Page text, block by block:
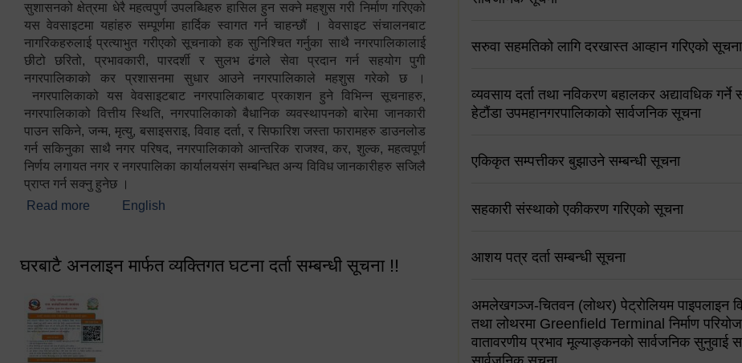
सुशासनको क्षेत्रमा धेरै महत्वपुर्ण उपलब्धिहरु हासिल हुन सक्ने महशुस गरी निर्माण गरिएको
यस वेवसाइटमा यहांहरु सम्पूर्णमा हार्दिक स्वागत गर्न चाहन्छौं । वेवसाइट संचालनबाट
नागरिकहरुलाई प्रत्याभुत गरीएको सूचनाको हक सुनिश्चित गर्नुका साथै नगरपालिकालाई
छीटो छरितो, प्रभावकारी, पारदर्शी र सुलभ ढंगले सेवा प्रदान गर्न सहयोग पुगी
नगरपालिकाको कर प्रशासनमा सुधार आउने नगरपालिकाले महशुस गरेको छ ।
नगरपालिकाको यस वेवसाइटबाट नगरपालिकाबाट प्रकाशन हुने विभिन्न सूचनाहरु,
नगरपालिकाको वित्तीय स्थिति, नगरपालिकाको बैधानिक व्यवस्थापनको बारेमा जानकारी
पाउन सकिने, जन्म, मृत्यु, बसाइसराइ, विवाह दर्ता, र सिफारिश जस्ता फारामहरु डाउनलोड
गर्न सकिनुका साथै नगर परिषद, नगरपालिकाको आन्तरिक राजश्व, कर, शुल्क, महत्वपूर्ण
निर्णय लगायत नगर र नगरपालिका कार्यालयसंग सम्बन्धित अन्य विविध जानकारीहरु सजिलै
प्राप्त गर्न सक्नु हुनेछ ।
Read more about स्वागतम!!!
English
घरबाटै अनलाइन मार्फत व्यक्तिगत घटना दर्ता सम्बन्धी सूचना !!
सरुवा सहमतिको लागि दरखास्त आव्हान गरिएको सूचना
व्यवसाय दर्ता तथा नविकरण बहालकर अद्यावधिक गर्ने
हेटौंडा उपमहानगरपालिकाको सार्वजनिक सूचना
एकिकृत सम्पत्तीकर बुझाउने सम्बन्धी सूचना
सहकारी संस्थाको एकीकरण गरिएको सूचना
आशय पत्र दर्ता सम्बन्धी सूचना
अमलेखगञ्ज-चितवन (लोथर) पेट्रोलियम पाइपलाइन
तथा लोथरमा Greenfield Terminal निर्माण
वातावरणीय प्रभाव मूल्याङ्कनको सार्वजनिक सुनुवाई